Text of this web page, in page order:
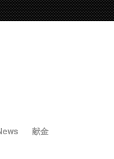
献金